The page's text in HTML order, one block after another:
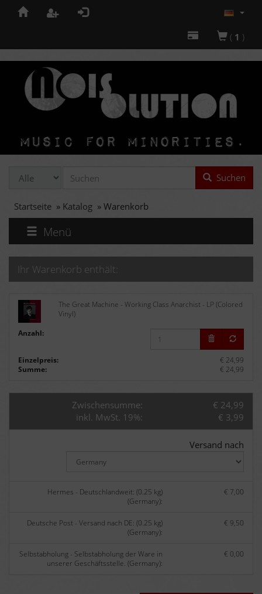
( 1 )
Suchen
Startseite » Katalog » Warenkorb
Menü
Ihr Warenkorb enthält:
The Great Machine - Working Class Anarchist - LP (Colored
Vinyl)
Anzahl:
Einzelpreis:
€ 24,99
Summe:
€ 24,99
Zwischensumme:
€ 24,99
inkl. MwSt. 19%:
€ 3,99
Versand nach
Hermes - Deutschlandweit: (0.25 kg)
(Germany):
€ 7,00
Deutsche Post - Versand nach DE: (0.25 kg)
(Germany):
€ 9,50
Selbstabholung - Selbstabholung der Ware in
unserer Geschäftsstelle. (Germany):
€ 0,00